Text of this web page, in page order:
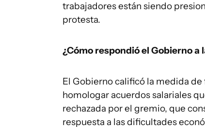
trabajadores están siendo
protesta.
¿Cómo respondió el Gobierno a
El Gobierno calificó la medida de
homologar acuerdos salariales
rechazada por el gremio, que
respuesta a las dificultades